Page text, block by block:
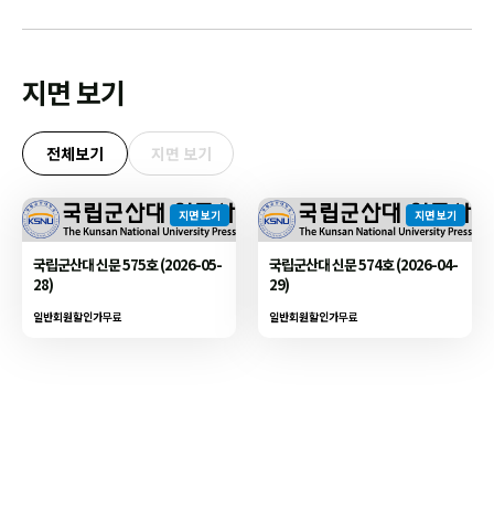
지면 보기
전체보기 지면 보기
지면 보기
국립군산대 신문 575호 (2026-05-
28)
일반회원할인가무료
지면 보기
국립군산대 신문 574호 (2026-04-
29)
일반회원할인가무료